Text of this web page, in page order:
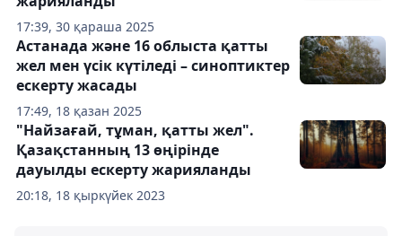
17:39, 30 қараша 2025
17:49, 18 қазан 2025
Астанада және 16 облыста қатты
жел мен үсік күтіледі – синоптиктер
ескерту жасады
20:18, 18 қыркүйек 2023
"Найзағай, тұман, қатты жел".
Қазақстанның 13 өңірінде
дауылды ескерту жарияланды